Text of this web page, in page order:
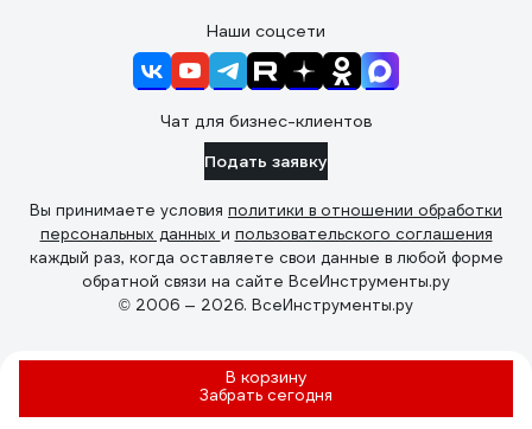
В корзину
Забрать сегодня
Наши соцсети
Чат для бизнес-клиентов
Подать заявку
Вы принимаете условия политики в отношении обработки
персональных данных и пользовательского соглашения
каждый раз, когда оставляете свои данные в любой форме
обратной связи на сайте ВсеИнструменты.ру
© 2006 — 2026. ВсеИнструменты.ру